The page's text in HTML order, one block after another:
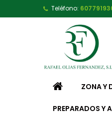
Teléfono:
ZONA Y
PREPARADOS Y